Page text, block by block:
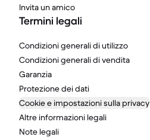
Invita un amico
Termini legali
Condizioni generali di utilizzo
Condizioni generali di vendita
Garanzia
Protezione dei dati
Cookie e impostazioni sulla privacy
Altre informazioni legali
Note legali